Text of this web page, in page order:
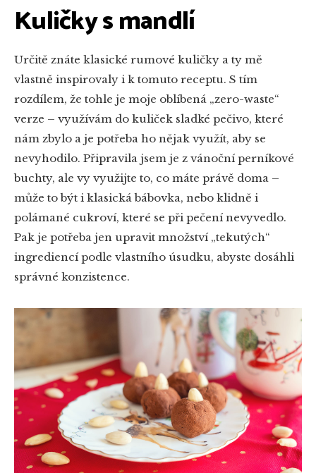
Kuličky s mandlí
Určitě znáte klasické rumové kuličky a ty mě
vlastně inspirovaly i k tomuto receptu. S tím
rozdílem, že tohle je moje oblíbená „zero-waste“
verze – využívám do kuliček sladké pečivo, které
nám zbylo a je potřeba ho nějak využít, aby se
nevyhodilo. Připravila jsem je z vánoční perníkové
buchty, ale vy využijte to, co máte právě doma –
může to být i klasická bábovka, nebo klidně i
polámané cukroví, které se při pečení nevyvedlo.
Pak je potřeba jen upravit množství „tekutých“
ingrediencí podle vlastního úsudku, abyste dosáhli
správné konzistence.